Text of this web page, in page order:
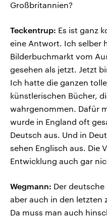
Großbritannien?
Teckentrup: Es ist ganz
eine Antwort. Ich selber
Bilderbuchmarkt vom
gesehen als jetzt. Jetzt
Ich hatte die ganzen
künstlerischen Bücher,
wahrgenommen. Dafür
wurde in England oft
Deutsch aus. Und in
sehen Englisch aus. Die
Entwicklung auch gar
Wegmann: Der
aber auch in den letzten
Da muss man auch